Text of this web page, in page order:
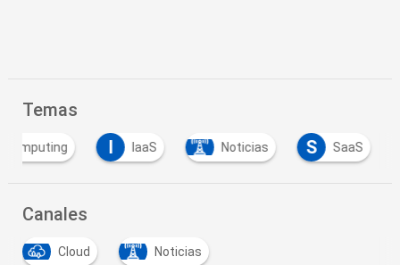
Temas
Computing I IaaS Noticias S SaaS
Canales
Cloud Noticias